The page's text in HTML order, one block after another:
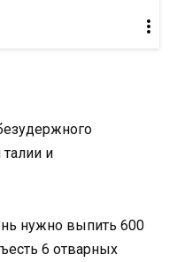
нужно выпить 600
6 отварных